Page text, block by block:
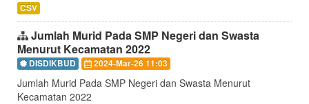
CSV
Jumlah Murid Pada SMP Negeri dan Swasta
Menurut Kecamatan 2022
DISDIKBUD 2024-Mar-26 11:03
Jumlah Murid Pada SMP Negeri dan Swasta Menurut
Kecamatan 2022